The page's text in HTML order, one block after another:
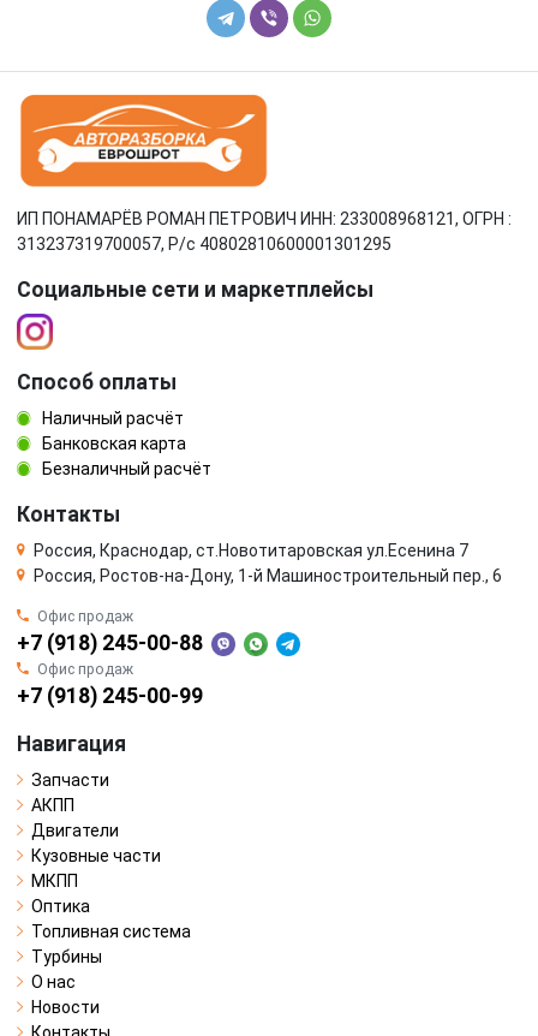
ИП ПОНАМАРЁВ РОМАН ПЕТРОВИЧ ИНН: 233008968121, ОГРН :
313237319700057, Р/c 40802810600001301295
Социальные сети и маркетплейсы
Способ оплаты
Наличный расчёт
Банковская карта
Безналичный расчёт
Контакты
Россия, Краснодар, ст.Новотитаровская ул.Есенина 7
Россия, Ростов-на-Дону, 1-й Машиностроительный пер., 6
Офис продаж
+7 (918) 245-00-88
Офис продаж
+7 (918) 245-00-99
Навигация
Запчасти
АКПП
Двигатели
Кузовные части
МКПП
Оптика
Топливная система
Турбины
О нас
Новости